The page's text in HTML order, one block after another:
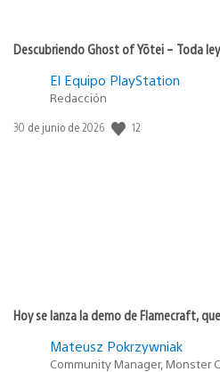
Descubriendo Ghost of Yōtei – Toda
El Equipo PlayStation
Redacción
Fecha
30 de junio de 2026 12
Hoy se lanza la demo de Flamecraft,
Mateusz Pokrzywniak
Community Manager, Monster